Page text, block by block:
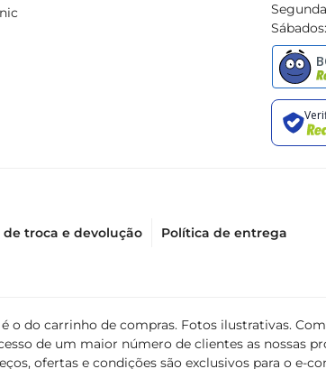
de troca e devolução Política de entrega
o do carrinho de compras. Fotos ilustrativas.
de um maior número de clientes as nossas
ofertas e condições são exclusivos para o e-